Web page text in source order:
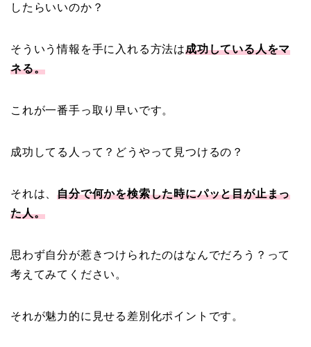
したらいいのか？
そういう情報を手に入れる方法は成功している人をマ
ネる。
これが一番手っ取り早いです。
成功してる人って？どうやって見つけるの？
それは、自分で何かを検索した時にパッと目が止まっ
た人。
思わず自分が惹きつけられたのはなんでだろう？って
考えてみてください。
それが魅力的に見せる差別化ポイントです。